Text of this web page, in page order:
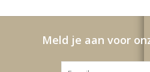
Meld je aan voor